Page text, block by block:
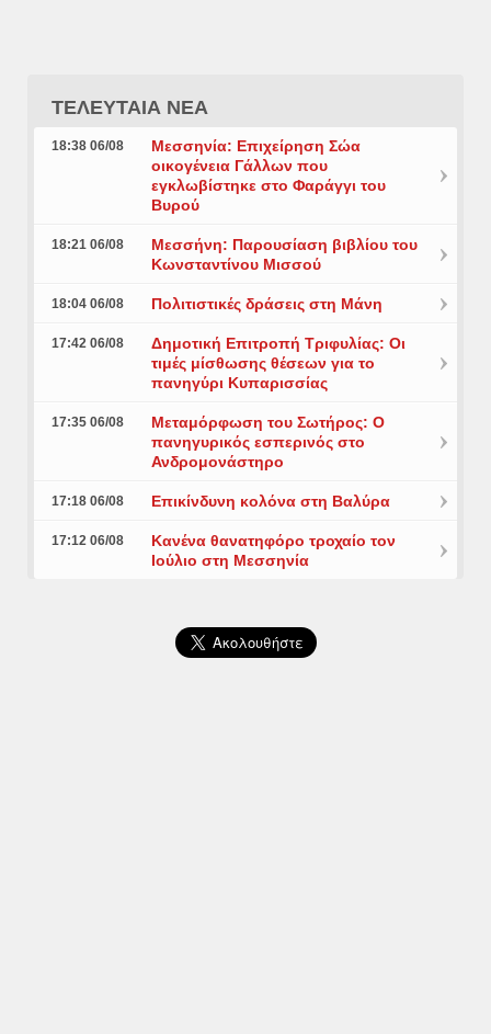
ΤΕΛΕΥΤΑΙΑ ΝΕΑ
18:38 06/08
Μεσσηνία: Επιχείρηση Σώα
οικογένεια Γάλλων που
εγκλωβίστηκε στο Φαράγγι του
Βυρού
18:21 06/08
Μεσσήνη: Παρουσίαση βιβλίου του
Κωνσταντίνου Μισσού
18:04 06/08 Πολιτιστικές δράσεις στη Μάνη
17:42 06/08
Δημοτική Επιτροπή Τριφυλίας: Οι
τιμές μίσθωσης θέσεων για το
πανηγύρι Κυπαρισσίας
17:35 06/08
Μεταμόρφωση του Σωτήρος: Ο
πανηγυρικός εσπερινός στο
Ανδρομονάστηρο
17:18 06/08 Επικίνδυνη κολόνα στη Βαλύρα
17:12 06/08
Κανένα θανατηφόρο τροχαίο τον
Ιούλιο στη Μεσσηνία